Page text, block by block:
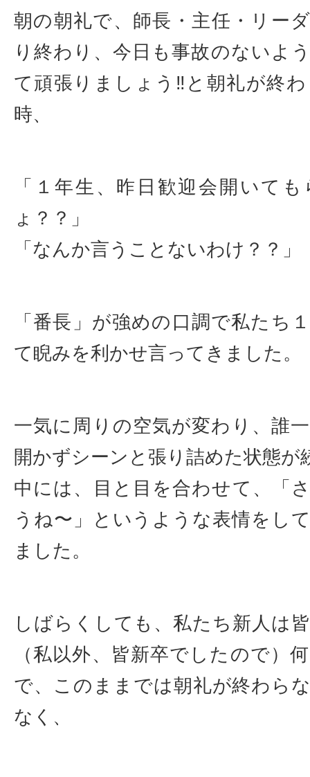
朝の朝礼で、師長・主任・リー
り終わり、今日も事故のないよ
て頑張りましょう‼︎と朝礼が終
時、
「１年生、昨日歓迎会開いて
ょ？？」
「なんか言うことないわけ？？」
「番長」が強めの口調で私たち
て睨みを利かせ言ってきました。
一気に周りの空気が変わり、誰
開かずシーンと張り詰めた状態が
中には、目と目を合わせて、「
うね〜」というような表情をし
ました。
しばらくしても、私たち新人は
（私以外、皆新卒でしたので）
で、このままでは朝礼が終わら
なく、